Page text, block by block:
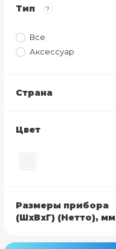
Тип ?
Все
Аксессуар
Страна
Цвет
Размеры прибора
(ШхВхГ) (Нетто), мм